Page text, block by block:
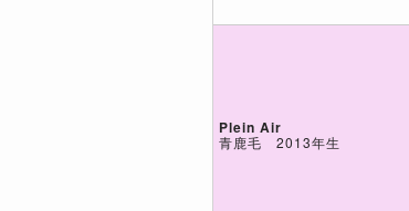
Plein Air
青鹿毛 2013年生